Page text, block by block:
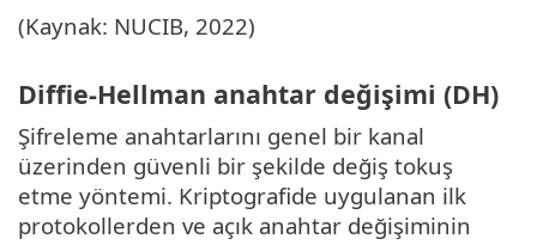
(Kaynak: NUCIB, 2022)
Diffie-Hellman anahtar değişimi (DH)
Şifreleme anahtarlarını genel bir kanal
üzerinden güvenli bir şekilde değiş tokuş
etme yöntemi. Kriptografide uygulanan ilk
protokollerden ve açık anahtar değişiminin